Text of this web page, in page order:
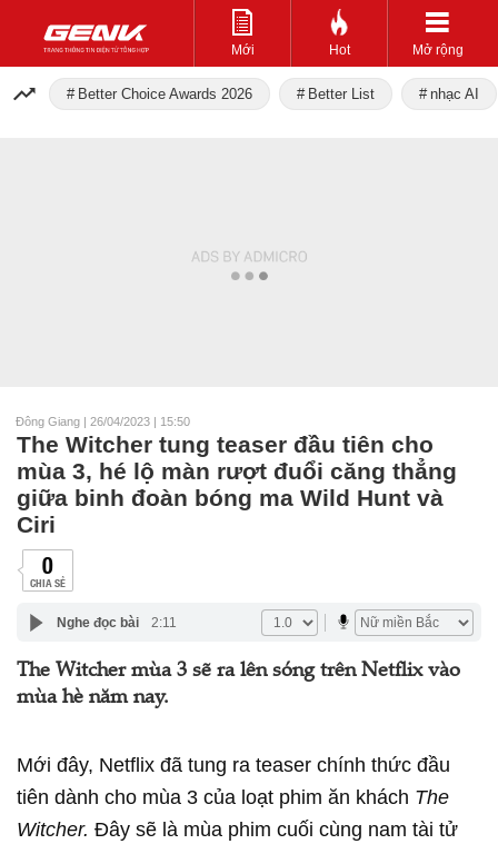
Mới Hot Mở rộng
Better Choice Awards 2026 Better List nhạc AI
Đông Giang | 26/04/2023 | 15:50
The Witcher tung teaser đầu tiên cho
mùa 3, hé lộ màn rượt đuổi căng thẳng
giữa binh đoàn bóng ma Wild Hunt và
Ciri
0
CHIA SẺ
Nghe đọc bài 2:11
The Witcher mùa 3 sẽ ra lên sóng trên Netflix vào
mùa hè năm nay.
Mới đây, Netflix đã tung ra teaser chính thức đầu
tiên dành cho mùa 3 của loạt phim ăn khách The
Witcher. Đây sẽ là mùa phim cuối cùng nam tài tử